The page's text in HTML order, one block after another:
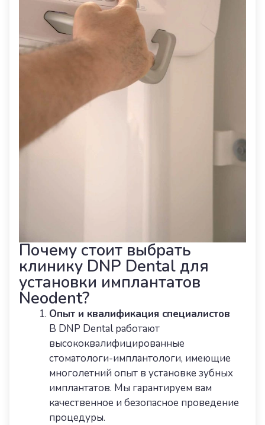
Почему стоит выбрать
клинику DNP Dental для
установки имплантатов
Neodent?
Опыт и квалификация специалистов
В DNP Dental работают
высококвалифицированные
стоматологи-имплантологи, имеющие
многолетний опыт в установке зубных
имплантатов. Мы гарантируем вам
качественное и безопасное проведение
процедуры.